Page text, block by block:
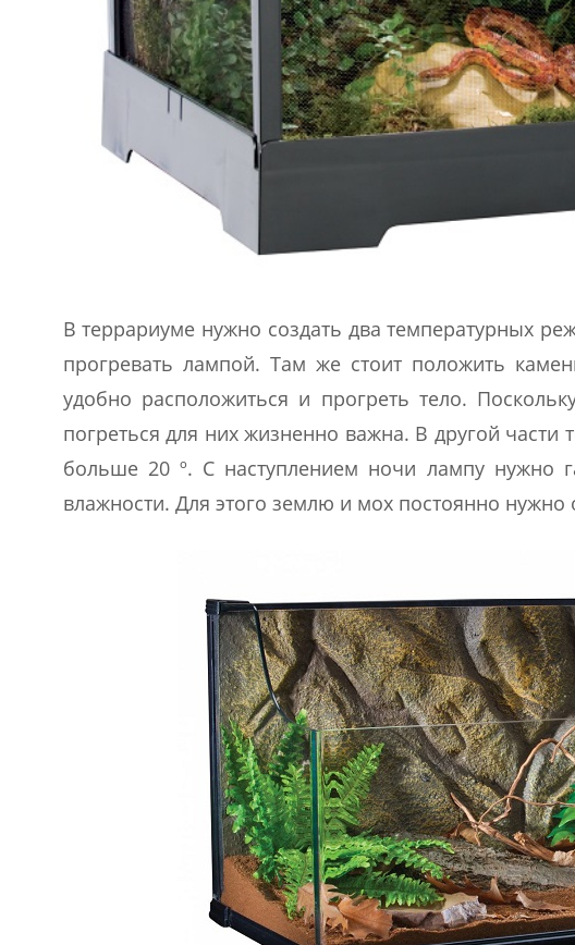
В террариуме нужно создать два температурных
прогревать лампой. Там же стоит положить
удобно расположиться и прогреть тело.
погреться для них жизненно важна. В другой
больше 20 º. С наступлением ночи лампу нужно
влажности. Для этого землю и мох постоянно нужно